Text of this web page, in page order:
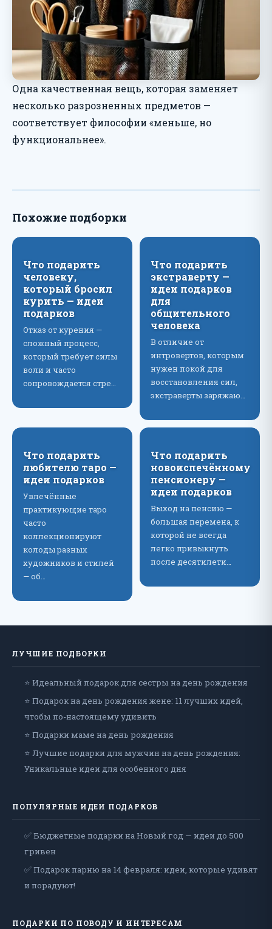
Одна качественная вещь, которая заменяет
несколько разрозненных предметов —
соответствует философии «меньше, но
функциональнее».
Похожие подборки
Что подарить
человеку,
который бросил
курить — идеи
подарков
Отказ от курения —
сложный процесс,
который требует силы
воли и часто
сопровождается стре…
Что подарить
экстраверту —
идеи подарков
для
общительного
человека
В отличие от
интровертов, которым
нужен покой для
восстановления сил,
экстраверты заряжаю…
Что подарить
любителю таро —
идеи подарков
Увлечённые
практикующие таро
часто
коллекционируют
колоды разных
художников и стилей
— об…
Что подарить
новоиспечённому
пенсионеру —
идеи подарков
Выход на пенсию —
большая перемена, к
которой не всегда
легко привыкнуть
после десятилети…
ЛУЧШИЕ ПОДБОРКИ
⭐ Идеальный подарок для сестры на день рождения
⭐ Подарок на день рождения жене: 11 лучших идей,
чтобы по-настоящему удивить
⭐ Подарки маме на день рождения
⭐ Лучшие подарки для мужчин на день рождения:
Уникальные идеи для особенного дня
ПОПУЛЯРНЫЕ ИДЕИ ПОДАРКОВ
✅ Бюджетные подарки на Новый год — идеи до 500
гривен
✅ Подарок парню на 14 февраля: идеи, которые удивят
и порадуют!
ПОДАРКИ ПО ПОВОДУ И ИНТЕРЕСАМ